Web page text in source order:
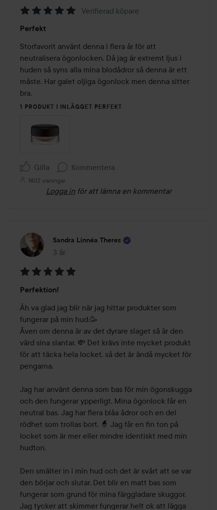
5
av
5
Verifierad köpare
Perfekt
Storfavorit använt denna i flera år för att
neutralisera ögonlocken. Då jag är extremt ljus i
huden så syns alla mina blodådror så denna är ett
måste. Har galet oljiga ögonlock men denna sitter
bra.
1 PRODUKT I INLÄGGET PERFEKT
Gilla Kommentera
1402 visningar
Logga in för att lämna en kommentar
Sandra Linnéa Theres
3 år
Inlägget skapades 3 år
5
av
5
Perfektion!
Åh va glad jag blir när jag hittar produkter som
fungerar på min hud.🥳
Även om denna är av det dyrare slaget så är den
värd sina slantar. 💸 Det krävs inte mycket produkt
för att täcka hela locket, så det är ändå mycket för
pengarna.
Jag har använt denna som bas för min ögonskugga
och den fungerar ypperligt. Mina ögonlock får en
neutral bas. Jag har flera blåa ådror och en del
rödhet som trollas bort. 🧙 Jag får en fin ton på
locket som är mer eller mindre identiskt med min
hudton.
Den smälter in i min hud och det är svårt att se var
den börjar och slutar. Det blir en matt bas som
fungerar som grund för mina färggladare skuggor.
Jag tycker att skimmer fungerar helt ok att lägga